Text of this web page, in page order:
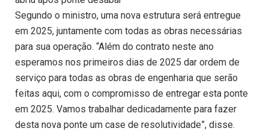
Segundo o ministro, uma nova estrutura será entregue
em 2025, juntamente com todas as obras necessárias
para sua operação. “Além do contrato neste ano
esperamos nos primeiros dias de 2025 dar ordem de
serviço para todas as obras de engenharia que serão
feitas aqui, com o compromisso de entregar esta ponte
em 2025. Vamos trabalhar dedicadamente para fazer
desta nova ponte um case de resolutividade”, disse.